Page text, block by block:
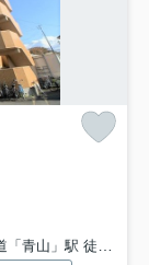
山」駅 徒歩20分